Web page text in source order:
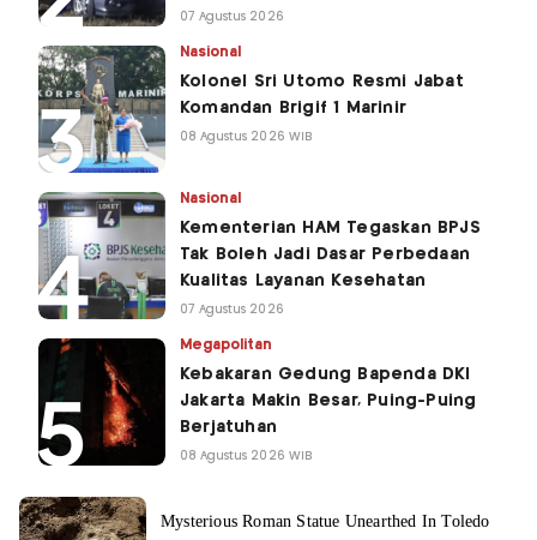
07 Agustus 2026
Nasional
Kolonel Sri Utomo Resmi Jabat
Komandan Brigif 1 Marinir
08 Agustus 2026 WIB
Nasional
Kementerian HAM Tegaskan BPJS
Tak Boleh Jadi Dasar Perbedaan
Kualitas Layanan Kesehatan
07 Agustus 2026
Megapolitan
Kebakaran Gedung Bapenda DKI
Jakarta Makin Besar, Puing-Puing
Berjatuhan
08 Agustus 2026 WIB